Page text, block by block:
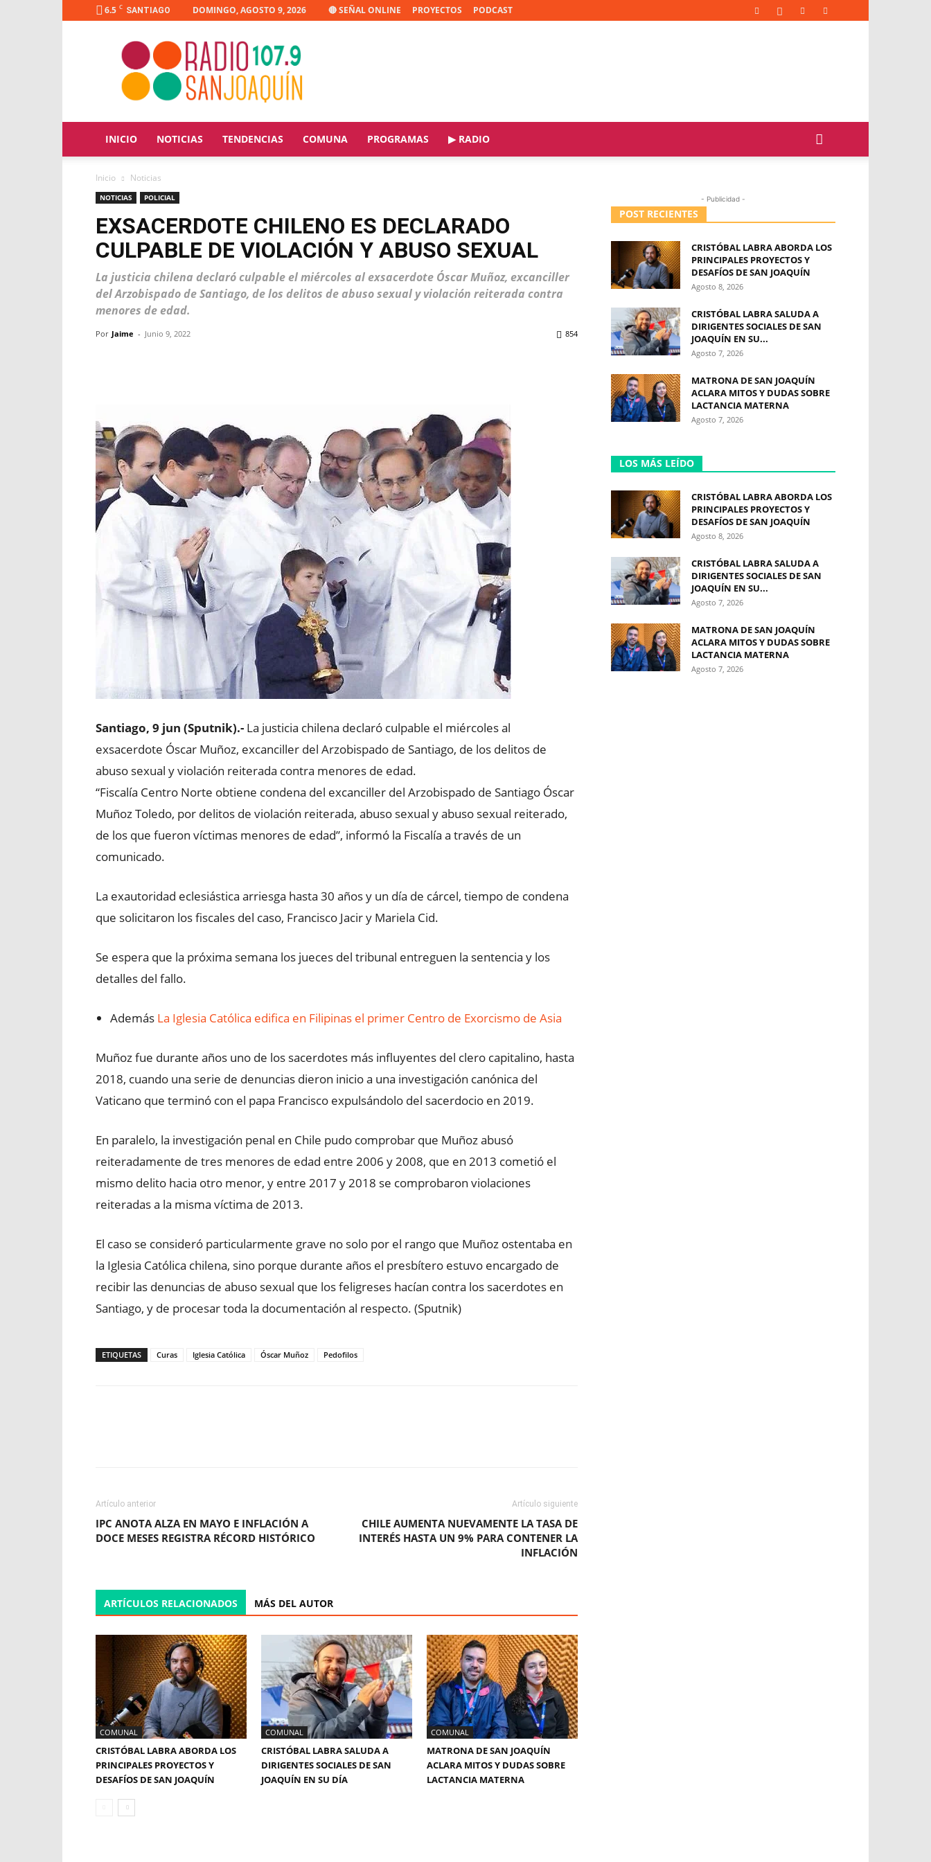
6.5 C SANTIAGO DOMINGO, AGOSTO 9, 2026 🔴 SEÑAL ONLINE PROYECTOS PODCAST
Radio
Joaquín
INICIO NOTICIAS TENDENCIAS COMUNA PROGRAMAS ▶ RADIO
Inicio Noticias
NOTICIAS POLICIAL
EXSACERDOTE CHILENO ES DECLARADO
CULPABLE DE VIOLACIÓN Y ABUSO SEXUAL
La justicia chilena declaró culpable el miércoles al exsacerdote Óscar Muñoz, excanciller
del Arzobispado de Santiago, de los delitos de abuso sexual y violación reiterada contra
menores de edad.
Por Jaime - Junio 9, 2022 854
Santiago, 9 jun (Sputnik).- La justicia chilena declaró culpable el miércoles al
exsacerdote Óscar Muñoz, excanciller del Arzobispado de Santiago, de los delitos de
abuso sexual y violación reiterada contra menores de edad.
“Fiscalía Centro Norte obtiene condena del excanciller del Arzobispado de Santiago Óscar
Muñoz Toledo, por delitos de violación reiterada, abuso sexual y abuso sexual reiterado,
de los que fueron víctimas menores de edad”, informó la Fiscalía a través de un
comunicado.
La exautoridad eclesiástica arriesga hasta 30 años y un día de cárcel, tiempo de condena
que solicitaron los fiscales del caso, Francisco Jacir y Mariela Cid.
Se espera que la próxima semana los jueces del tribunal entreguen la sentencia y los
detalles del fallo.
Además La Iglesia Católica edifica en Filipinas el primer Centro de Exorcismo de Asia
Muñoz fue durante años uno de los sacerdotes más influyentes del clero capitalino, hasta
2018, cuando una serie de denuncias dieron inicio a una investigación canónica del
Vaticano que terminó con el papa Francisco expulsándolo del sacerdocio en 2019.
En paralelo, la investigación penal en Chile pudo comprobar que Muñoz abusó
reiteradamente de tres menores de edad entre 2006 y 2008, que en 2013 cometió el
mismo delito hacia otro menor, y entre 2017 y 2018 se comprobaron violaciones
reiteradas a la misma víctima de 2013.
El caso se consideró particularmente grave no solo por el rango que Muñoz ostentaba en
la Iglesia Católica chilena, sino porque durante años el presbítero estuvo encargado de
recibir las denuncias de abuso sexual que los feligreses hacían contra los sacerdotes en
Santiago, y de procesar toda la documentación al respecto. (Sputnik)
ETIQUETAS Curas Iglesia Católica Óscar Muñoz Pedofilos
Artículo anterior
IPC ANOTA ALZA EN MAYO E INFLACIÓN A
DOCE MESES REGISTRA RÉCORD HISTÓRICO
Artículo siguiente
CHILE AUMENTA NUEVAMENTE LA TASA DE
INTERÉS HASTA UN 9% PARA CONTENER LA
INFLACIÓN
ARTÍCULOS RELACIONADOS MÁS DEL AUTOR
COMUNAL
CRISTÓBAL LABRA ABORDA LOS
PRINCIPALES PROYECTOS Y
DESAFÍOS DE SAN JOAQUÍN
COMUNAL
CRISTÓBAL LABRA SALUDA A
DIRIGENTES SOCIALES DE SAN
JOAQUÍN EN SU DÍA
COMUNAL
MATRONA DE SAN JOAQUÍN
ACLARA MITOS Y DUDAS SOBRE
LACTANCIA MATERNA
- Publicidad -
POST RECIENTES
CRISTÓBAL LABRA ABORDA LOS
PRINCIPALES PROYECTOS Y
DESAFÍOS DE SAN JOAQUÍN
Agosto 8, 2026
CRISTÓBAL LABRA SALUDA A
DIRIGENTES SOCIALES DE SAN
JOAQUÍN EN SU...
Agosto 7, 2026
MATRONA DE SAN JOAQUÍN
ACLARA MITOS Y DUDAS SOBRE
LACTANCIA MATERNA
Agosto 7, 2026
LOS MÁS LEÍDO
CRISTÓBAL LABRA ABORDA LOS
PRINCIPALES PROYECTOS Y
DESAFÍOS DE SAN JOAQUÍN
Agosto 8, 2026
CRISTÓBAL LABRA SALUDA A
DIRIGENTES SOCIALES DE SAN
JOAQUÍN EN SU...
Agosto 7, 2026
MATRONA DE SAN JOAQUÍN
ACLARA MITOS Y DUDAS SOBRE
LACTANCIA MATERNA
Agosto 7, 2026